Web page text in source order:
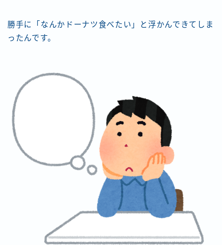
勝手に「なんかドーナツ食べたい」と浮かんできてしま
ったんです。